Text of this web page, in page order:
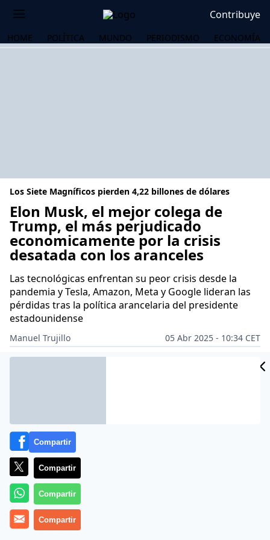
Contribuye
HOME POLÍTICA MUNDO PERIODISMO ECONOMÍA
Los Siete Magníficos pierden 4,22 billones de dólares
Elon Musk, el mejor colega de
Trump, el más perjudicado
economicamente por la crisis
desatada con los aranceles
Las tecnológicas enfrentan su peor crisis desde la
pandemia y Tesla, Amazon, Meta y Google lideran las
pérdidas tras la política arancelaria del presidente
estadounidense
Manuel Trujillo
05 Abr 2025 - 10:34 CET
Archivado en: TECNOLOGÍA
Compartir
Compartir
Compartir
Compartir